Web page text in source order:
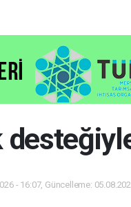
- 16:07, Güncelleme: